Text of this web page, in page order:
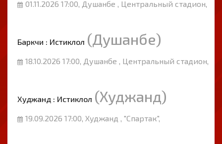
01.11.2026 17:00, Душанбе , Центральный стадион,
Баркчи : Истиклол (Душанбе)
18.10.2026 17:00, Душанбе , Центральный стадион,
Худжанд : Истиклол (Худжанд)
19.09.2026 17:00, Худжанд , "Спартак",